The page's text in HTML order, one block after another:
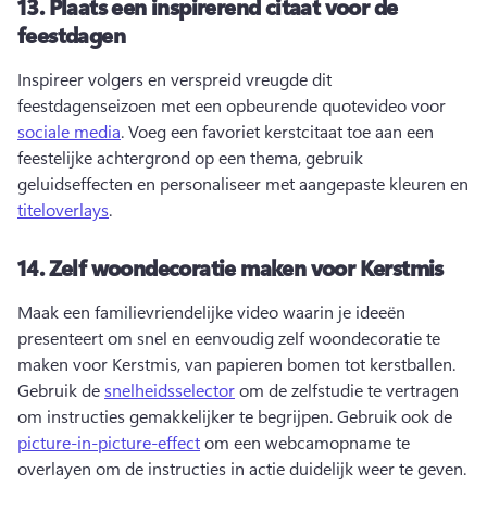
13.Plaats een inspirerend citaat voor de
feestdagen
Inspireer volgers en verspreid vreugde dit
feestdagenseizoen met een opbeurende quotevideo voor
sociale media. Voeg een favoriet kerstcitaat toe aan een
feestelijke achtergrond op een thema, gebruik
titeloverlays.
14.Zelf woondecoratie maken voor Kerstmis
Maak een familievriendelijke video waarin je ideeën
presenteert om snel en eenvoudig zelf woondecoratie te
Gebruik de snelheidsselector om de zelfstudie te vertragen
om instructies gemakkelijker te begrijpen. Gebruik ook de
picture-in-picture-effect om een webcamopname te